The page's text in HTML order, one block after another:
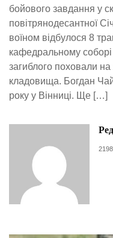
бойового завдання у
повітрянодесантної
воїном відбулося 8
кафедральному
загиблого поховали
кладовища. Богдан
року у Вінниці. Ще […]
2198